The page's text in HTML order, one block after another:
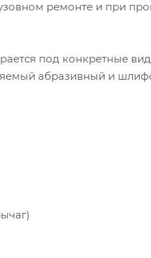
ремонте и при
под конкретные
абразивный и